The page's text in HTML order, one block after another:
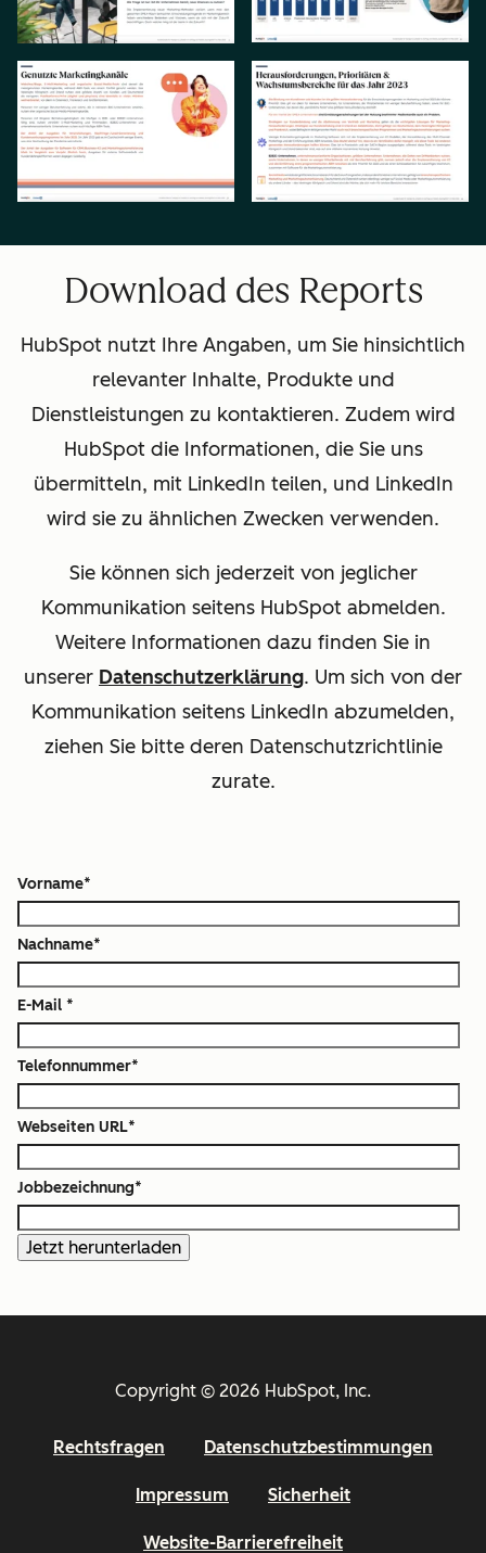
Download des Reports
HubSpot nutzt Ihre Angaben, um Sie hinsichtlich
relevanter Inhalte, Produkte und
Dienstleistungen zu kontaktieren. Zudem wird
HubSpot die Informationen, die Sie uns
übermitteln, mit LinkedIn teilen, und LinkedIn
wird sie zu ähnlichen Zwecken verwenden.
Sie können sich jederzeit von jeglicher
Kommunikation seitens HubSpot abmelden.
Weitere Informationen dazu finden Sie in
unserer Datenschutzerklärung. Um sich von der
Kommunikation seitens LinkedIn abzumelden,
ziehen Sie bitte deren Datenschutzrichtlinie
zurate.
Vorname*
Nachname*
E-Mail *
Telefonnummer*
Webseiten URL*
Jobbezeichnung*
Copyright © 2026 HubSpot, Inc.
Rechtsfragen Datenschutzbestimmungen
Impressum Sicherheit
Website-Barrierefreiheit